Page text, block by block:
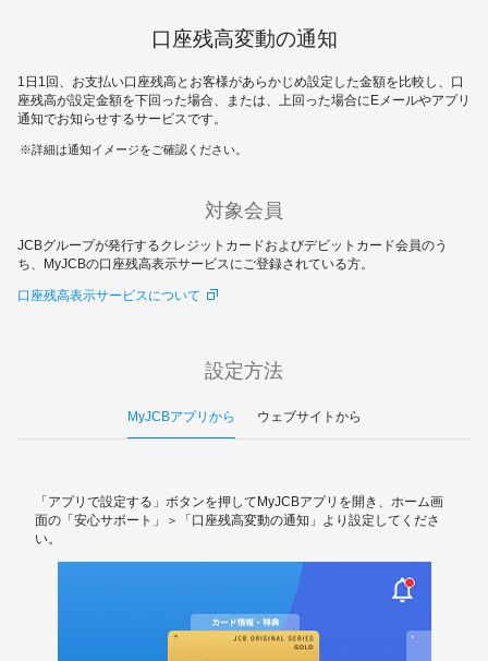
口座残高変動の通知
1日1回、お支払い口座残高とお客様があらかじめ設定した金額を比較し、口
座残高が設定金額を下回った場合、または、上回った場合にEメールやアプリ
通知でお知らせするサービスです。
詳細は通知イメージをご確認ください。
対象会員
JCBグループが発行するクレジットカードおよびデビットカード会員のう
ち、MyJCBの口座残高表示サービスにご登録されている方。
口座残高表示サービスについて
設定方法
MyJCBアプリから ウェブサイトから
「アプリで設定する」ボタンを押してMyJCBアプリを開き、ホーム画
面の「安心サポート」＞「口座残高変動の通知」より設定してくださ
い。